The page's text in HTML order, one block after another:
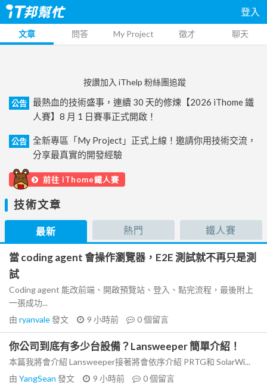
登入
文章 問答 My Project 徵才 聊天
按讚加入 iThelp 粉絲團追蹤
公告
最熱血的技術盛事，連續 30 天的修煉【2026 iThome 鐵
人賽】8 月 1 日賽事正式開啟！
公告
全新專區「My Project」正式上線！邀請你用技術交流，
分享最真實的開發經驗
前往 iThome鐵人賽
技術文章
最新 熱門 鐵人賽
當 coding agent 會操作瀏覽器，E2E 測試就不再只是測
試
Coding agent 能改前端、開啟預覽站、登入、點完流程，最後附上
一張成功...
由 ryanvale發文 9 小時前 0個留言
你公司到底有多少台設備？Lansweeper 簡單介紹！
本篇我將會介紹 Lansweeper接著將會依序介紹 PRTG和 SolarWi...
由 YangSean 發文 9 小時前 0個留言